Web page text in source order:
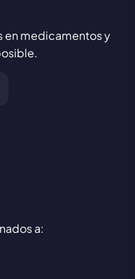
en medicamentos y
a: